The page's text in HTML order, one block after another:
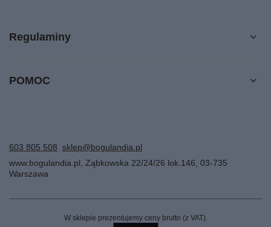
Regulaminy
POMOC
603 805 508 sklep@bogulandia.pl
www.bogulandia.pl
Ząbkowska 22/24/26 lok.146 03-735
Warszawa
W sklepie prezentujemy ceny brutto (z VAT).